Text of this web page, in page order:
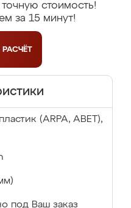
стоимость!
за 15 минут!
РАСЧЁТ
(ARPA, ABET),
под Ваш заказ